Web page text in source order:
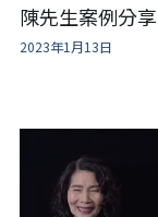
陳先生案例分享
2023年1月13日